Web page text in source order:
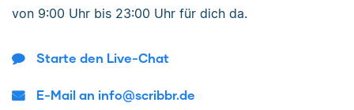
von 9:00 Uhr bis 23:00 Uhr für dich da.
Starte den Live-Chat
E-Mail an info@scribbr.de